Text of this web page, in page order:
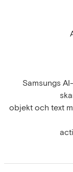
Samsungs
objekt och text